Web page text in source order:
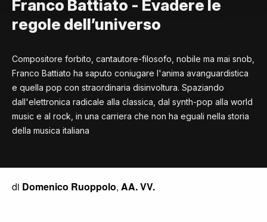
Franco Battiato - Evadere le
regole dell’universo
Compositore forbito, cantautore-filosofo, nobile ma mai snob,
Franco Battiato ha saputo coniugare l'anima avanguardistica
e quella pop con straordinaria disinvoltura. Spaziando
dall'elettronica radicale alla classica, dal synth-pop alla world
music e al rock, in una carriera che non ha eguali nella storia
della musica italiana
di Domenico Ruoppolo, AA. VV.